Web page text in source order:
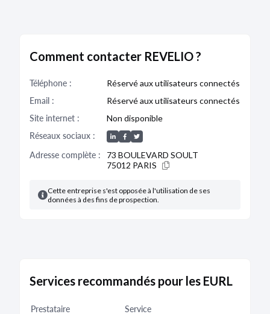
Comment contacter REVELIO ?
Téléphone :
Réservé aux utilisateurs connectés
Email :
Réservé aux utilisateurs connectés
Site internet :
Non disponible
Réseaux sociaux :
Adresse complète :
73 BOULEVARD SOULT
75012 PARIS
Cette entreprise s'est opposée à l'utilisation de ses
données à des fins de prospection.
Services recommandés pour les EURL
Prestataire Service